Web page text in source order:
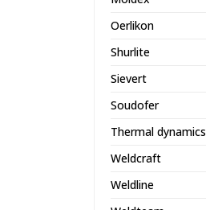
Oerlikon
Shurlite
Sievert
Soudofer
Thermal dynamics
Weldcraft
Weldline